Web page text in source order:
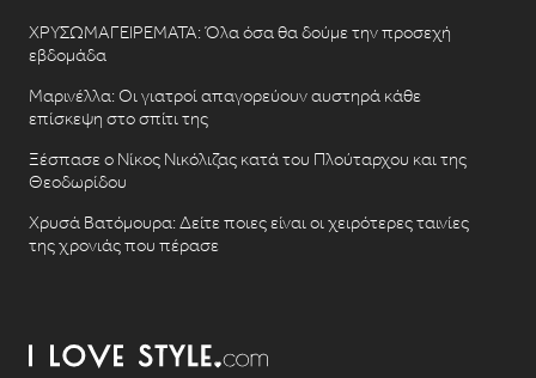
ΧΡΥΣΩΜΑΓΕΙΡΕΜΑΤΑ: Όλα όσα θα δούμε την προσεχή
εβδομάδα
Μαρινέλλα: Οι γιατροί απαγορεύουν αυστηρά κάθε
επίσκεψη στο σπίτι της
Ξέσπασε ο Νίκος Νικόλιζας κατά του Πλούταρχου και της
Θεοδωρίδου
Χρυσά Βατόμουρα: Δείτε ποιες είναι οι χειρότερες ταινίες
της χρονιάς που πέρασε